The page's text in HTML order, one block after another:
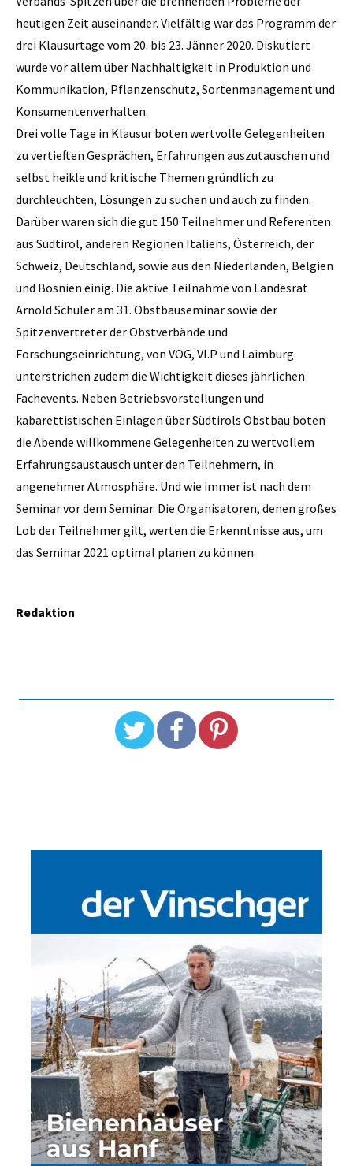
heutigen Zeit auseinander. Vielfältig war das Programm der
drei Klausurtage vom 20. bis 23. Jänner 2020. Diskutiert
wurde vor allem über Nachhaltigkeit in Produktion und
Kommunikation, Pflanzenschutz, Sortenmanagement und
Konsumentenverhalten.
Drei volle Tage in Klausur boten wertvolle Gelegenheiten
zu vertieften Gesprächen, Erfahrungen auszutauschen und
selbst heikle und kritische Themen gründlich zu
durchleuchten, Lösungen zu suchen und auch zu finden.
Darüber waren sich die gut 150 Teilnehmer und Referenten
aus Südtirol, anderen Regionen Italiens, Österreich, der
Schweiz, Deutschland, sowie aus den Niederlanden, Belgien
und Bosnien einig. Die aktive Teilnahme von Landesrat
Arnold Schuler am 31. Obstbauseminar sowie der
Spitzenvertreter der Obstverbände und
Forschungseinrichtung, von VOG, VI.P und Laimburg
unterstrichen zudem die Wichtigkeit dieses jährlichen
Fachevents. Neben Betriebsvorstellungen und
kabarettistischen Einlagen über Südtirols Obstbau boten
die Abende willkommene Gelegenheiten zu wertvollem
Erfahrungsaustausch unter den Teilnehmern, in
angenehmer Atmosphäre. Und wie immer ist nach dem
Seminar vor dem Seminar. Die Organisatoren, denen großes
Lob der Teilnehmer gilt, werten die Erkenntnisse aus, um
das Seminar 2021 optimal planen zu können.
Redaktion